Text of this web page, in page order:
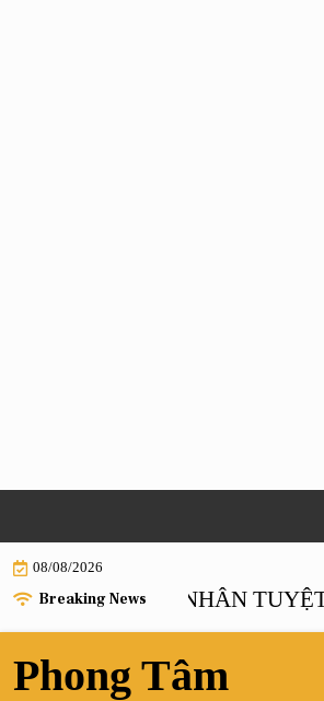
to
content
08/08/2026
Breaking NewsHÔN NHÂN TUYỆT
Phong Tâm